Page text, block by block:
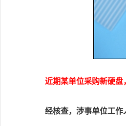
近期某单位采购新硬盘
经核查，涉事单位工作